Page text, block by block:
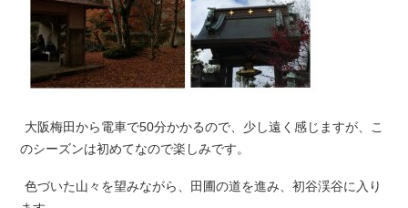
大阪梅田から電車で50分かかるので、少し遠く感じますが、こ
のシーズンは初めてなので楽しみです。
色づいた山々を望みながら、田圃の道を進み、初谷渓谷に入り